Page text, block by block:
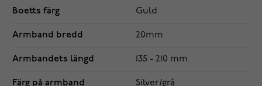
Boetts färg Guld
Armband bredd 20mm
Armbandets längd 135 - 210 mm
Färg på armband Silver/grå